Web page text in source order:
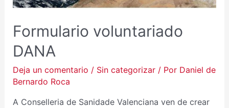
Formulario voluntariado
DANA
Deja un comentario / Sin categorizar/ Por Daniel de
Bernardo Roca
A Conselleria de Sanidade Valenciana ven de crear